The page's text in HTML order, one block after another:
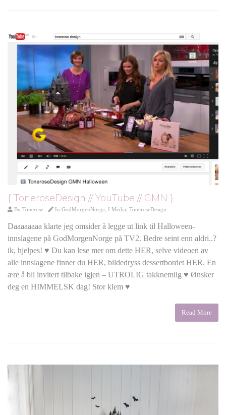
{ ToneroseDesign // YouTube // GMN }
By Tonerose In GodMorgenNorge I Media ToneroseDesign
Daaaaaaaa klarte jeg omsider å legge ut link til Halloween-
innslagene på GodMorgenNorge på TV2. Bedre seint enn aldri..?
ik, hjelpes! ♥ Du kan lese mer om dette HER, selve videoen av
alle innslagene finner du HER, bildedryss dessertbordet HER. En
ære å bli invitert tilbake igjen – UTROLIG takknemlig ♥ Ønsker
deg en HIMMELSK dag! Stor klem ♥
Read More